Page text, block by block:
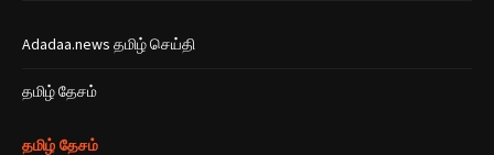
Adadaa.news தமிழ் செய்தி
தமிழ் தேசம்
தமிழ் தேசம்